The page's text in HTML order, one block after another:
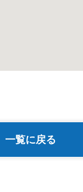
一覧に戻る